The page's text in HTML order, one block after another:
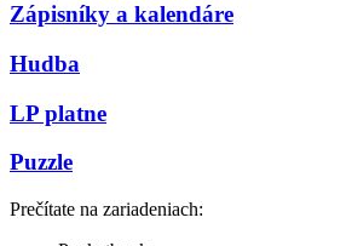
Zápisníky a kalendáre
Hudba
LP platne
Puzzle
Prečítate na zariadeniach: